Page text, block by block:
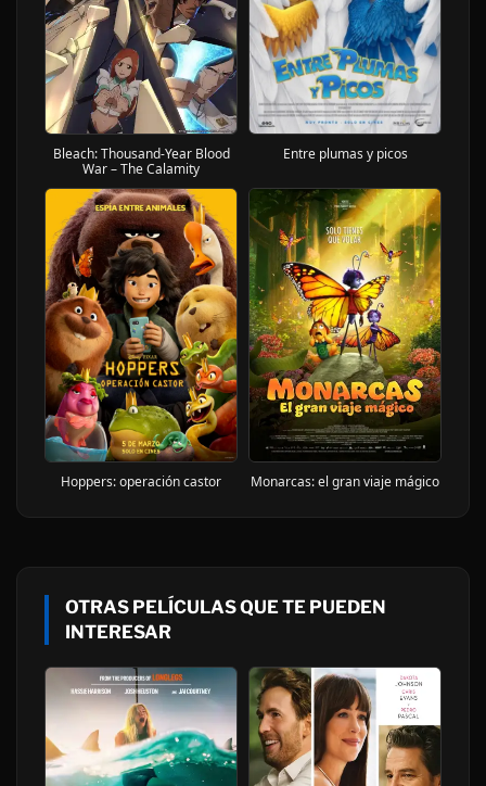
Bleach: Thousand-Year Blood
War – The Calamity
Entre plumas y picos
Hoppers: operación castor Monarcas: el gran viaje mágico
OTRAS PELÍCULAS QUE TE PUEDEN
INTERESAR